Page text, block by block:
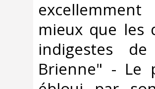
mieux que les
indigestes
Brienne" - Le